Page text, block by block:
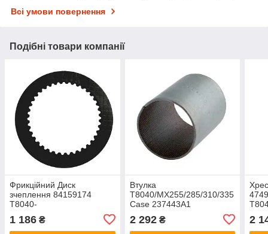
Всі умови повернення
Подібні товари компанії
Фрикційний Диск
зчеплення 84159174
T8040-
50/MX255/270/285/310/335
Case 1285975C2
1 186 ₴
Втулка
T8040/MX255/285/310/335
Case 237443A1
2 292₴ 2